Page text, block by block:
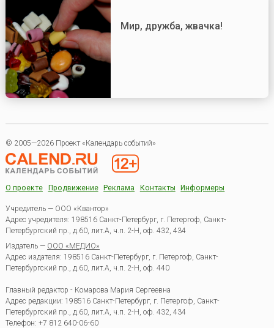
Мир, дружба, жвачка!
© 2005—2026 Проект «Календарь событий»
О проекте Продвижение Реклама Контакты Информеры
Учредитель — ООО «Квантор»
Адрес учредителя: 198516 Санкт-Петербург, г. Петергоф, Санкт-
Петербургский пр., д.60, лит.А, ч.п. 2-Н, оф. 432, 434
Издатель — ООО «МЕДИО»
Адрес издателя: 198516 Санкт-Петербург, г. Петергоф, Санкт-
Петербургский пр., д.60, лит.А, ч.п. 2-Н, оф. 440
Главный редактор - Комарова Мария Сергеевна
Адрес редакции: 198516 Санкт-Петербург, г. Петергоф, Санкт-
Петербургский пр., д.60, лит.А, ч.п. 2-Н, оф. 432, 434
Телефон: +7 812 640-06-60